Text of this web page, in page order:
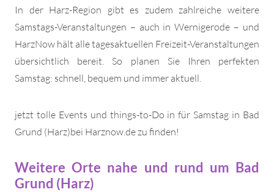
In der Harz-Region gibt es zudem zahlreiche weitere
Samstags-Veranstaltungen – auch in Wernigerode – und
HarzNow hält alle tagesaktuellen Freizeit-Veranstaltungen
übersichtlich bereit. So planen Sie Ihren perfekten
Samstag: schnell, bequem und immer aktuell.
jetzt tolle Events und things-to-Do in für Samstag in Bad
Grund (Harz)bei Harznow.de zu finden!
Weitere Orte nahe und rund um Bad
Grund (Harz)